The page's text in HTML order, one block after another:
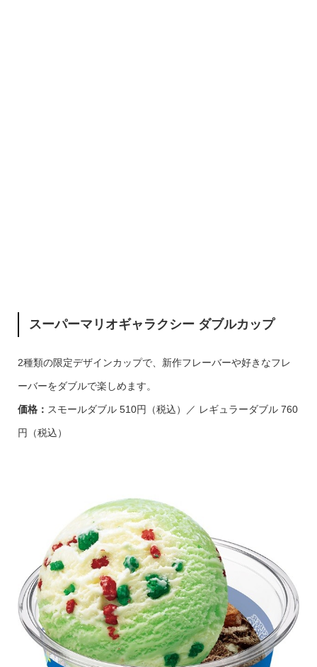
スーパーマリオギャラクシー ダブルカップ
2種類の限定デザインカップで、新作フレーバーや好きなフレ
ーバーをダブルで楽しめます。
価格： スモールダブル 510円（税込）／ レギュラーダブル 760
円（税込）